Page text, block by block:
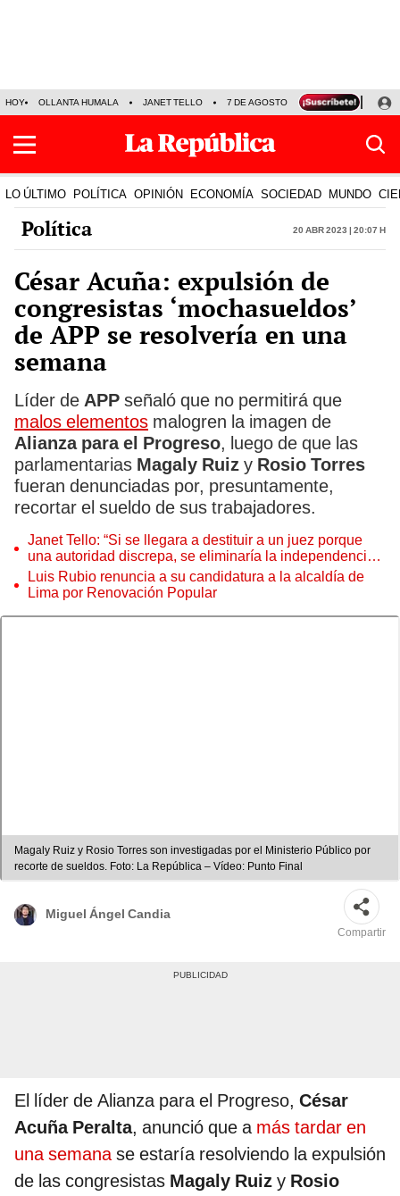
HOY OLLANTA HUMALA JANET TELLO 7 DE AGOSTO TINKA RESULTADOS
LO ÚLTIMO POLÍTICA OPINIÓN ECONOMÍA SOCIEDAD MUNDO
Política 20 Abr 2023 | 20:07 h
César Acuña: expulsión de
congresistas ‘mochasueldos’
de APP se resolvería en una
semana
Líder de APP señaló que no permitirá que
malos elementos malogren la imagen de
Alianza para el Progreso, luego de que las
parlamentarias Magaly Ruiz y Rosio Torres
fueran denunciadas por, presuntamente,
recortar el sueldo de sus trabajadores.
Janet Tello: “Si se llegara a destituir a un juez porque
una autoridad discrepa, se eliminaría la independencia
judicial”
Luis Rubio renuncia a su candidatura a la alcaldía de
Lima por Renovación Popular
Magaly Ruiz y Rosio Torres son investigadas por el Ministerio Público por
recorte de sueldos. Foto: La República – Vídeo: Punto Final
Miguel Ángel Candia
Compartir
El líder de Alianza para el Progreso, César
Acuña Peralta, anunció que a más tardar en
una semanase estaría resolviendo la expulsión
de las congresistas Magaly Ruiz y Rosio